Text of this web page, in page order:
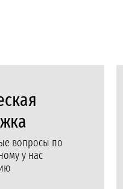
вопросы по
у нас